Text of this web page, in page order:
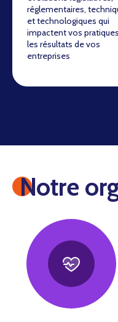
réglementaires,
et technologiques qui
impactent vos
les résultats de vos
entreprises
Notre